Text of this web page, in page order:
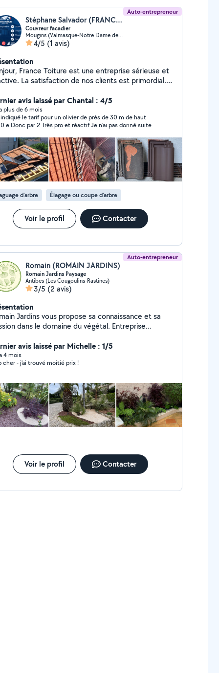
Auto-entrepreneur
Stéphane Salvador (FRANCE TOITURE PERE & FILS)
Couvreur facadier
Mougins (Valmasque-Notre Dame de Vie)
4/5 (1 avis)
est une entreprise sérieuse et
La satisfaction de nos clients est primordial.
aguerris. Nos travaux de couverture,
de charpente et de zinguerie sont
10 ans ainsi que les travaux sur façade. Nous
également de la rénovation de bien, de la
et quelques travaux intérieurs comme les
plaisir de vous retrouver prochainement.
Toiture vous souhaite une bonne journée.
avis laissé par Chantal : 4/5
plus de 6 mois
indiqué le tarif pour un olivier de près de 30 m de haut
1000 e Donc par 2 Très pro et réactif Je n'ai pas donné suite
d'arbre Élagage ou coupe d'arbre
Voir le profil Contacter
Auto-entrepreneur
Romain (ROMAIN JARDINS)
Romain Jardins Paysage
Antibes (Les Cougoulins-Rastines)
3/5 (2 avis)
Jardins vous propose sa connaissance et sa
dans le domaine du végétal. Entreprise
automatique
avis laissé par Michelle : 1/5
4 mois
cher - j'ai trouvé moitié prix !
Voir le profil Contacter